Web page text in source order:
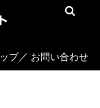
プ／ お問い合わせ